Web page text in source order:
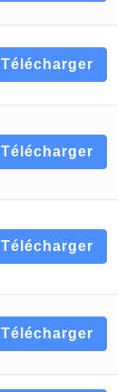
Télécharger
Télécharger
Télécharger
Télécharger